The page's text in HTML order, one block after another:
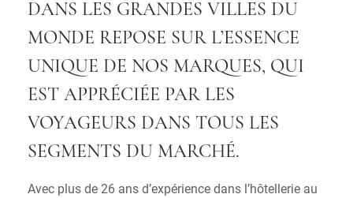
DANS LES GRANDES VILLES DU
MONDE REPOSE SUR L’ESSENCE
UNIQUE DE NOS MARQUES, QUI
EST APPRÉCIÉE PAR LES
VOYAGEURS DANS TOUS LES
SEGMENTS DU MARCHÉ.
Avec plus de 26 ans d’expérience dans l’hôtellerie au